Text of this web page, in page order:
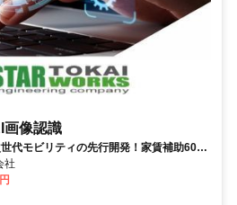
画像認識
代モビリティの先行開発！家賃補助60％
クス制度有り
社